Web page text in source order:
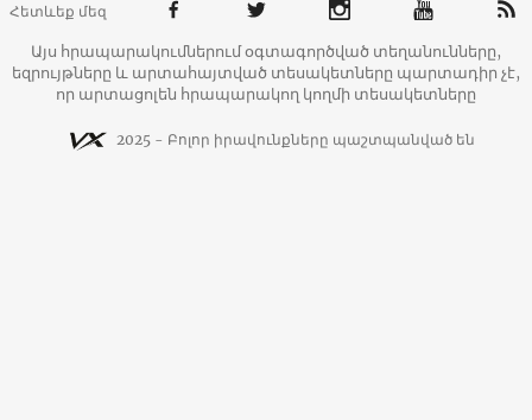
Հետևեք մեզ
Այս հրապարակումներում օգտագործված տեղանունները,
եզրույթները և արտահայտված տեսակետները պարտադիր չէ,
որ արտացոլեն հրապարակող կողմի տեսակետները
2025 - Բոլոր իրավունքները պաշտպանված են